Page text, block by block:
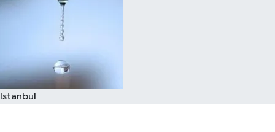
Istanbul